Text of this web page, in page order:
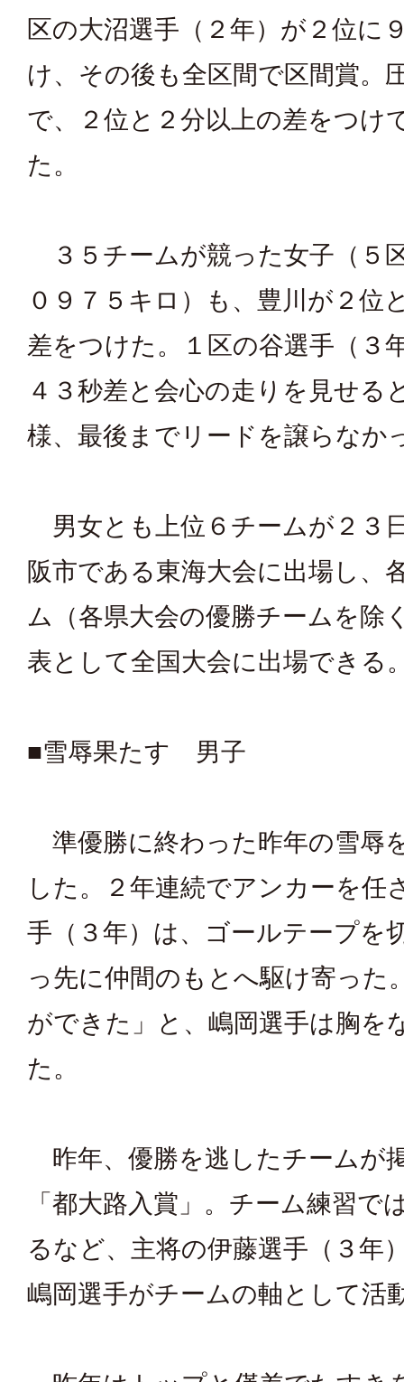
区の大沼選手（２年）が２位に
け、その後も全区間で区間賞。
で、２位と２分以上の差をつけ
た。
３５チームが競った女子（５
０９７５キロ）も、豊川が２位
差をつけた。１区の谷選手（３
４３秒差と会心の走りを見せる
様、最後までリードを譲らなか
男女とも上位６チームが２３
阪市である東海大会に出場し、
ム（各県大会の優勝チームを除
表として全国大会に出場できる
■雪辱果たす 男子
準優勝に終わった昨年の雪辱
した。２年連続でアンカーを任
手（３年）は、ゴールテープを
っ先に仲間のもとへ駆け寄った
ができた」と、嶋岡選手は胸を
た。
昨年、優勝を逃したチームが
「都大路入賞」。チーム練習で
るなど、主将の伊藤選手（３年
嶋岡選手がチームの軸として活